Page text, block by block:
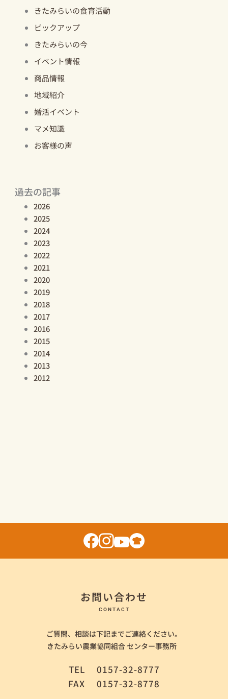
きたみらいの食育活動
ピックアップ
きたみらいの今
イベント情報
商品情報
地域紹介
婚活イベント
マメ知識
お客様の声
過去の記事
2026
2025
2024
2023
2022
2021
2020
2019
2018
2017
2016
2015
2014
2013
2012
お問い合わせ
CONTACT
ご質問、相談は下記までご連絡ください。
きたみらい農業協同組合 センター事務所
TEL 0157-32-8777
FAX 0157-32-8778